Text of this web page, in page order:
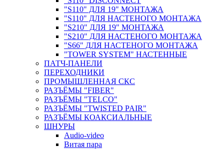
"S110" ДЛЯ 19" МОНТАЖА
"S110" ДЛЯ НАСТЕНОГО МОНТАЖА
"S210" ДЛЯ 19" МОНТАЖА
"S210" ДЛЯ НАСТЕНОГО МОНТАЖА
"S66" ДЛЯ НАСТЕНОГО МОНТАЖА
"TOWER SYSTEM" НАСТЕННЫЕ
ПАТЧ-ПАНЕЛИ
ПЕРЕХОДНИКИ
ПРОМЫШЛЕННАЯ СКС
РАЗЪЁМЫ "FIBER"
РАЗЪЁМЫ "TELCO"
РАЗЪЁМЫ "TWISTED PAIR"
РАЗЪЁМЫ КОАКСИАЛЬНЫЕ
ШНУРЫ
Audio-video
Витая пара